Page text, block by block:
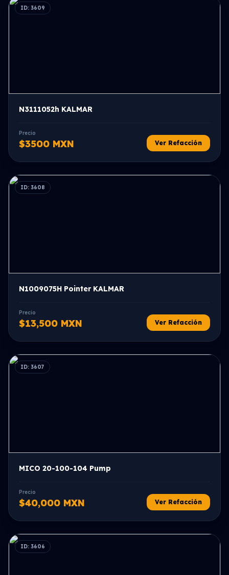
ID: 3609
N3111052h KALMAR
Precio
$3500 MXN Ver Refacción
ID: 3608
N1009075H Pointer KALMAR
Precio
$13,500 MXN Ver Refacción
ID: 3607
MICO 20-100-104 Pump
Precio
$40,000 MXN Ver Refacción
ID: 3606